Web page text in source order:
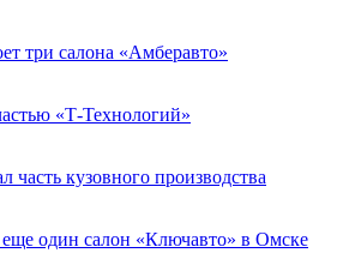
три салона «Амберавто»
«Т-Технологий»
часть кузовного производства
один салон «Ключавто» в Омске